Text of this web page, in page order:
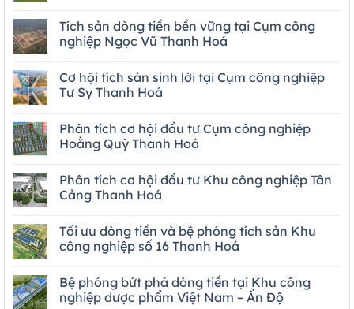
Tích sản dòng tiền bền vững tại Cụm công
nghiệp Ngọc Vũ Thanh Hoá
Cơ hội tích sản sinh lời tại Cụm công nghiệp
Tư Sy Thanh Hoá
Phân tích cơ hội đầu tư Cụm công nghiệp
Hoằng Quỳ Thanh Hoá
Phân tích cơ hội đầu tư Khu công nghiệp Tân
Cảng Thanh Hoá
Tối ưu dòng tiền và bệ phóng tích sản Khu
công nghiệp số 16 Thanh Hoá
Bệ phóng bứt phá dòng tiền tại Khu công
nghiệp dược phẩm Việt Nam – Ấn Độ